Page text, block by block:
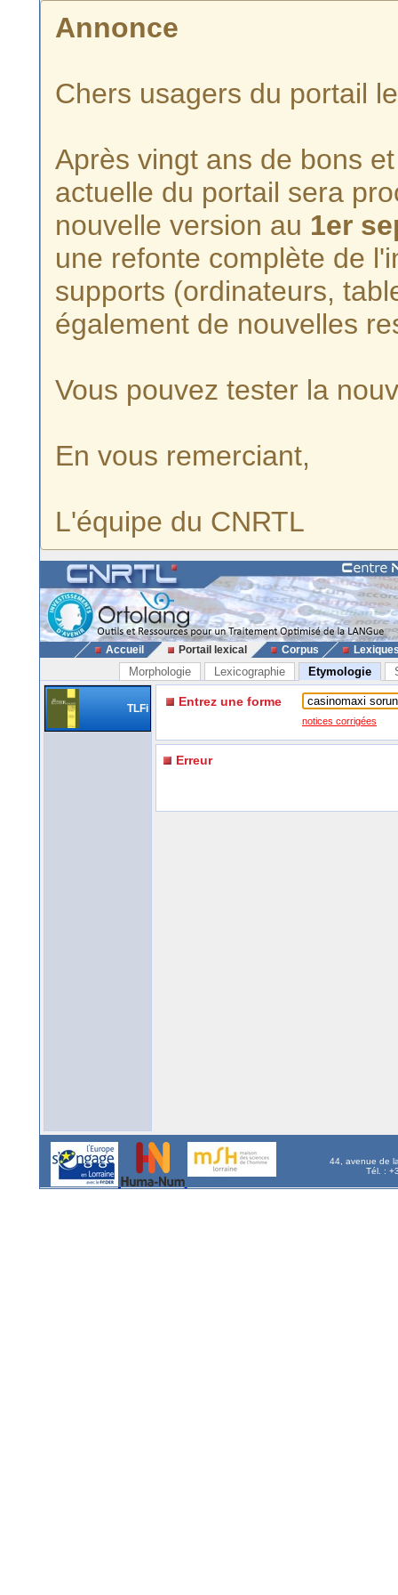
Annonce
Chers usagers du portail
Après vingt ans de bons
actuelle du portail sera
nouvelle version au 1er
une refonte complète de
supports (ordinateurs,
également de nouvelles
Vous pouvez tester la
En vous remerciant,
L'équipe du CNRTL
Accueil Portail lexical Corpus
Morphologie Lexicographie Etymologie
TLFi Entrez une forme
notices corrigées
Erreur
44, avenue de
Tél. :